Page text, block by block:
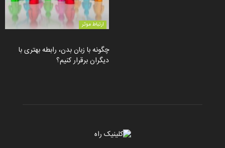
ارتباط موثر
چگونه با زبان بدن، رابطه بهتری با
دیگران برقرار کنیم؟